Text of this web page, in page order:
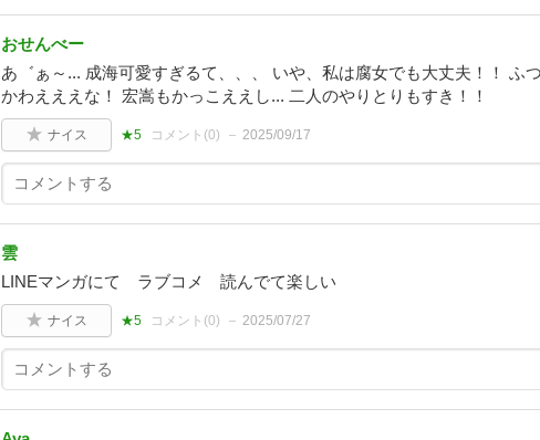
おせんべー
あ゛ぁ～... 成海可愛すぎるて、、、 いや、私は腐女でも大丈夫！！ ふ
かわえええな！ 宏嵩もかっこええし... 二人のやりとりもすき！！
ナイス ★5 コメント(0) 2025/09/17
雲
LINEマンガにて ラブコメ 読んでて楽しい
ナイス ★5 コメント(0) 2025/07/27